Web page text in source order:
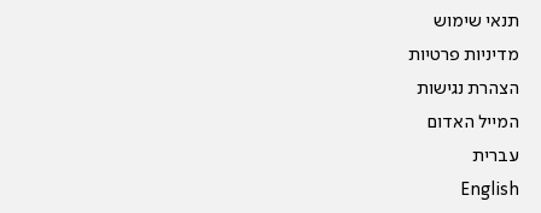
תנאי שימוש
מדיניות פרטיות
הצהרת נגישות
המייל האדום
עברית
English